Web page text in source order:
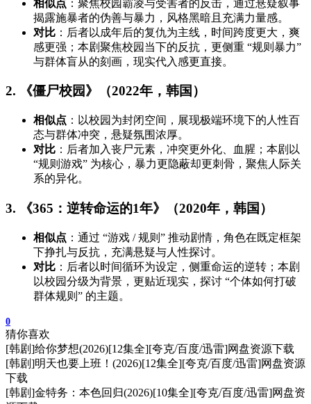
相似点 ：聚焦校园霸凌与受害者的反击，通过悬疑叙事
揭露施暴者的伪善与暴力，风格黑暗且充满力量感。
对比 ：后者以成年后的复仇为主线，时间跨度更大，爽
感更强；本剧聚焦校园当下的反抗，更侧重 “规则暴力”
与群体盲从的刻画，现实代入感更直接。
2. 《僵尸校园》（2022年，韩国）
相似点 ：以校园为封闭空间，展现极端环境下的人性百
态与群体冲突，悬疑氛围浓厚。
对比 ：后者加入丧尸元素，冲突更外化、血腥；本剧以
“规则游戏” 为核心，暴力更隐蔽却更刺骨，聚焦人际关
系的异化。
3. 《365：逆转命运的1年》（2020年，韩国）
相似点 ：通过 “游戏 / 规则” 推动剧情，角色在既定框架
下挣扎与反抗，充满悬疑与人性探讨。
对比 ：后者以时间循环为设定，侧重命运的逆转；本剧
以校园分级为背景，更贴近现实，探讨 “个体如何打破
群体规则” 的主题。
0
猜你喜欢
[韩剧]给你梦想(2026)[12集全][夸克/百度/迅雷]网盘资源下载
[韩剧]明天也要上班！(2026)[12集全][夸克/百度/迅雷]网盘资源
下载
[韩剧]金特务：本色回归(2026)[10集全][夸克/百度/迅雷]网盘资